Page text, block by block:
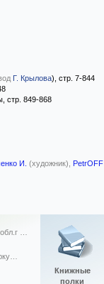
Г. Крылова), стр. 7-844
стр. 849-868
И. (художник), PetrOFF
обл.г …
Книжные
полки